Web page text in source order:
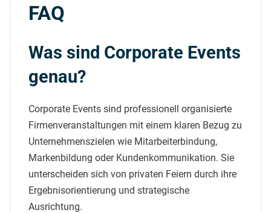
FAQ
Was sind Corporate Events
genau?
Corporate Events sind professionell organisierte
Firmenveranstaltungen mit einem klaren Bezug zu
Unternehmenszielen wie Mitarbeiterbindung,
Markenbildung oder Kundenkommunikation. Sie
unterscheiden sich von privaten Feiern durch ihre
Ergebnisorientierung und strategische
Ausrichtung.